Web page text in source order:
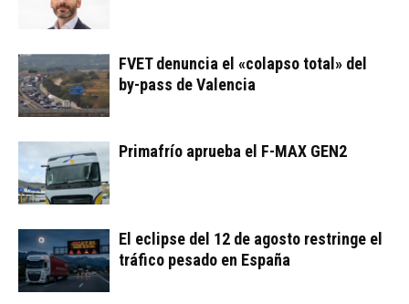
FVET denuncia el «colapso total» del
by-pass de Valencia
Primafrío aprueba el F-MAX GEN2
El eclipse del 12 de agosto restringe el
tráfico pesado en España